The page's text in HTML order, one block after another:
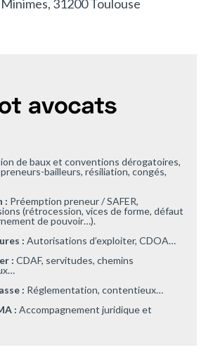
31200 Toulouse
de baux et conventions dérogatoires,
bailleurs, résiliation, congés,
: Préemption preneur / SAFER,
(rétrocession, vices de forme, défaut
de pouvoir…).
: Autorisations d’exploiter, CDOA…
: CDAF, servitudes, chemins
: Réglementation, contentieux…
: Accompagnement juridique et